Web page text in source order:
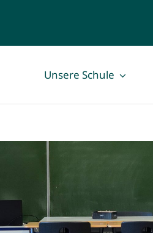
Unsere Schule
SMV
Fahrradfreundliche Schule
Ehemalige